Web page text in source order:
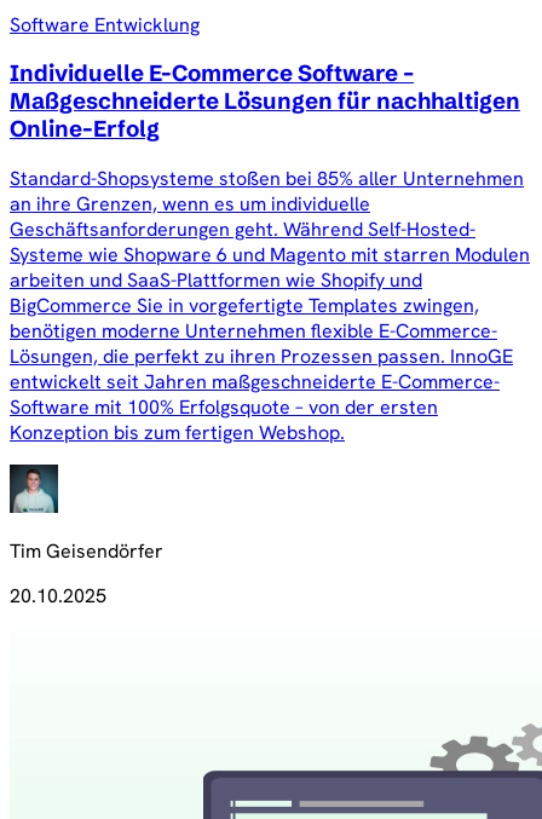
Software Entwicklung
Individuelle E-Commerce Software –
Maßgeschneiderte Lösungen für nachhaltigen
Online-Erfolg
Standard-Shopsysteme stoßen bei 85% aller Unternehmen
an ihre Grenzen, wenn es um individuelle
Geschäftsanforderungen geht. Während Self-Hosted-
Systeme wie Shopware 6 und Magento mit starren Modulen
arbeiten und SaaS-Plattformen wie Shopify und
BigCommerce Sie in vorgefertigte Templates zwingen,
benötigen moderne Unternehmen flexible E-Commerce-
Lösungen, die perfekt zu ihren Prozessen passen. InnoGE
entwickelt seit Jahren maßgeschneiderte E-Commerce-
Software mit 100% Erfolgsquote – von der ersten
Konzeption bis zum fertigen Webshop.
Tim Geisendörfer
20.10.2025